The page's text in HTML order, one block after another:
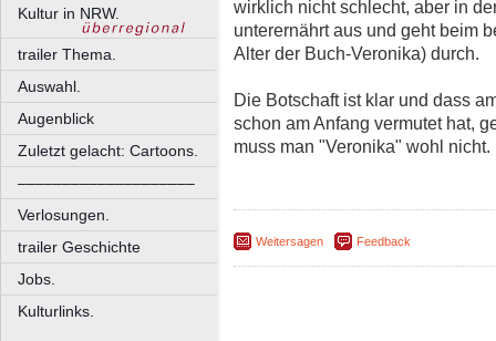
Kultur in NRW.
trailer Thema.
Auswahl.
Augenblick
Zuletzt gelacht: Cartoons.
––––––––––––––––––––
Verlosungen.
trailer Geschichte
Jobs.
Kulturlinks.
wirklich nicht schlecht, aber in
unterernährt aus und geht beim
Alter der Buch-Veronika) durch.
Die Botschaft ist klar und dass
schon am Anfang vermutet hat,
muss man "Veronika" wohl nicht.
Weitersagen Feedback